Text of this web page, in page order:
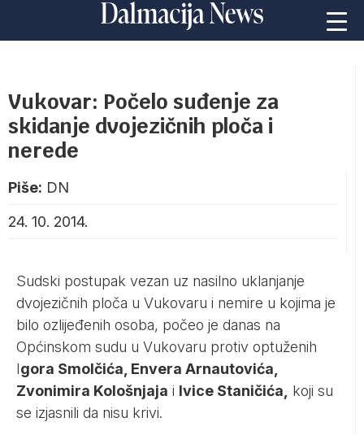
Vukovar: Počelo suđenje za
skidanje dvojezičnih ploča i
nerede
Piše: DN
24. 10. 2014.
Sudski postupak vezan uz nasilno uklanjanje
dvojezičnih ploča u Vukovaru i nemire u kojima je
bilo ozlijeđenih osoba, počeo je danas na
Općinskom sudu u Vukovaru protiv optuženih
Igora Smolčića, Envera Arnautovića,
Zvonimira Kološnjaja i Ivice Staničića,
koji su
se izjasnili da nisu krivi.